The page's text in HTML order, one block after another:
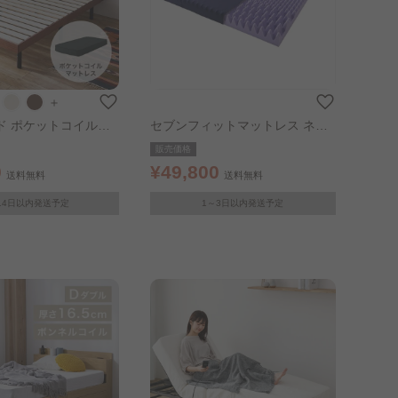
＋
ポケットコイルマ
送料無料
日以内発送予定
セブンフィットマットレス ネイ
ビー
販売価格
¥49,800 送料無料
1～3日以内発送予定